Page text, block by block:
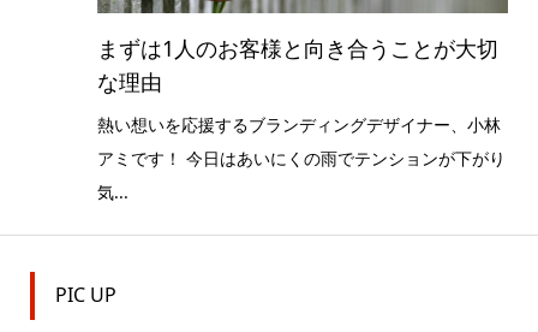
まずは1人のお客様と向き合うことが大切
な理由
熱い想いを応援するブランディングデザイナー、小林
アミです！ 今日はあいにくの雨でテンションが下がり
気...
PIC UP